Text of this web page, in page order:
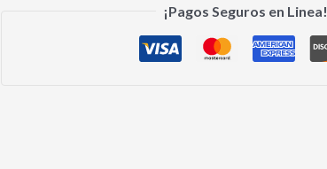
¡Pagos Seguros en Linea!